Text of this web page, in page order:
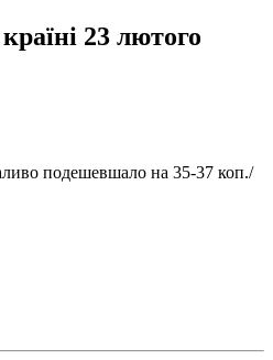
23 лютого
подешевшало на 35-37 коп./